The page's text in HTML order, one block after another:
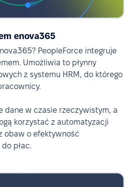
enova365
PeopleForce integruje
Umożliwia to płynny
z systemu HRM, do którego
dane w czasie rzeczywistym, a
korzystać z automatyzacji
obaw o efektywność
płac.